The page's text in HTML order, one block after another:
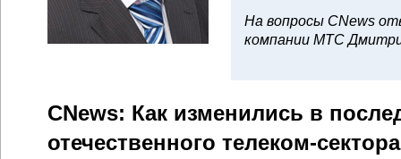
На вопросы CNews
компании МТС
CNews: Как изменились в
отечественного телеком-